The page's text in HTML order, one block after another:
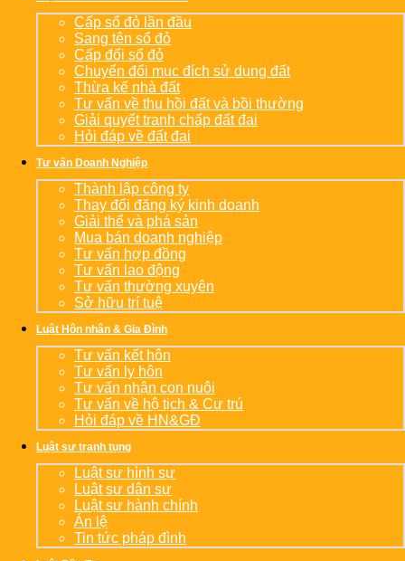
Cấp sổ đỏ lần đầu
Sang tên sổ đỏ
Cấp đổi sổ đỏ
Chuyển đổi mục đích sử dụng đất
Thừa kế nhà đất
Tư vấn về thu hồi đất và bồi thường
Giải quyết tranh chấp đất đai
Hỏi đáp về đất đai
Tư vấn Doanh Nghiệp
Thành lập công ty
Thay đổi đăng ký kinh doanh
Giải thể và phá sản
Mua bán doanh nghiệp
Tư vấn hợp đồng
Tư vấn lao động
Tư vấn thường xuyên
Sở hữu trí tuệ
Luật Hôn nhân & Gia Đình
Tư vấn kết hôn
Tư vấn ly hôn
Tư vấn nhận con nuôi
Tư vấn về hộ tịch & Cư trú
Hỏi đáp về HN&GĐ
Luật sư tranh tụng
Luật sư hình sự
Luật sư dân sự
Luật sư hành chính
Án lệ
Tin tức pháp đình